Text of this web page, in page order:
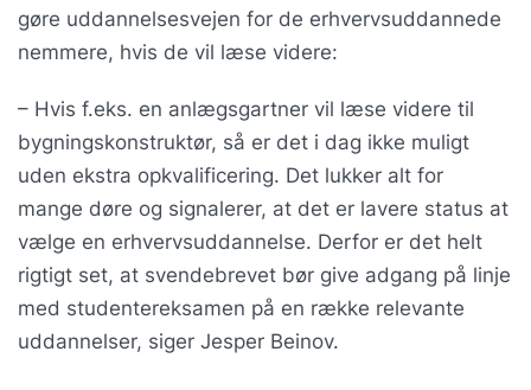
gøre uddannelsesvejen for de erhvervsuddannede
nemmere, hvis de vil læse videre:
– Hvis f.eks. en anlægsgartner vil læse videre til
bygningskonstruktør, så er det i dag ikke muligt
uden ekstra opkvalificering. Det lukker alt for
mange døre og signalerer, at det er lavere status at
vælge en erhvervsuddannelse. Derfor er det helt
rigtigt set, at svendebrevet bør give adgang på linje
med studentereksamen på en række relevante
uddannelser, siger Jesper Beinov.